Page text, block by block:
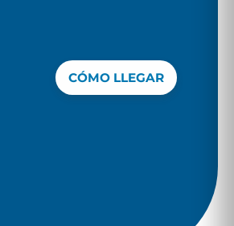
CÓMO LLEGAR